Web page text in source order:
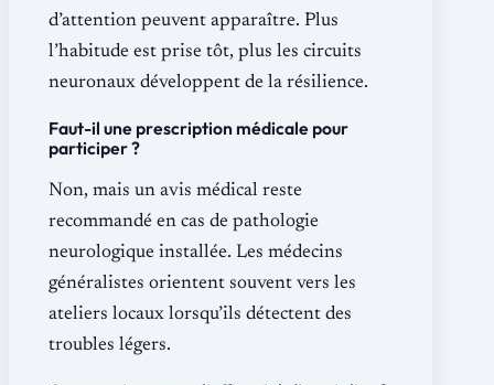
d’attention peuvent apparaître. Plus
l’habitude est prise tôt, plus les circuits
neuronaux développent de la résilience.
Faut-il une prescription médicale pour
participer ?
Non, mais un avis médical reste
recommandé en cas de pathologie
neurologique installée. Les médecins
généralistes orientent souvent vers les
ateliers locaux lorsqu’ils détectent des
troubles légers.